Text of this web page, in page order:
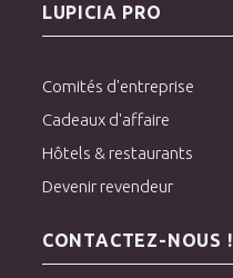
LUPICIA PRO
Comités d'entreprise
Cadeaux d'affaire
Hôtels & restaurants
Devenir revendeur
CONTACTEZ-NOUS !